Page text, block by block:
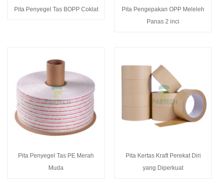
Pita Penyegel Tas BOPP Coklat
Pita Pengepakan OPP Meleleh
Panas 2 inci
Pita Penyegel Tas PE Merah
Muda
Pita Kertas Kraft Perekat Diri
yang Diperkuat